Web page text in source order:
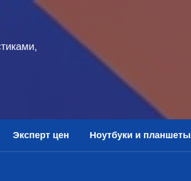
Эксперт цен Ноутбуки и планшеты